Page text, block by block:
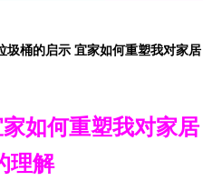
圾桶的启示 宜家如何重塑我对家居
如何重塑我对家居
理解